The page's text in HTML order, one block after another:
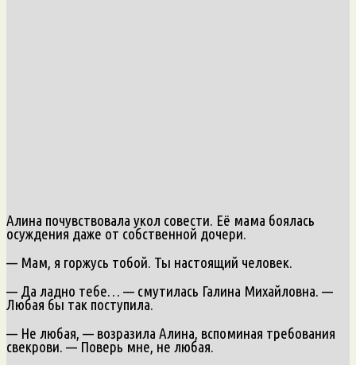
Алина почувствовала укол совести. Её мама боялась
осуждения даже от собственной дочери.
— Мам, я горжусь тобой. Ты настоящий человек.
— Да ладно тебе… — смутилась Галина Михайловна. —
Любая бы так поступила.
— Не любая, — возразила Алина, вспоминая требования
свекрови. — Поверь мне, не любая.